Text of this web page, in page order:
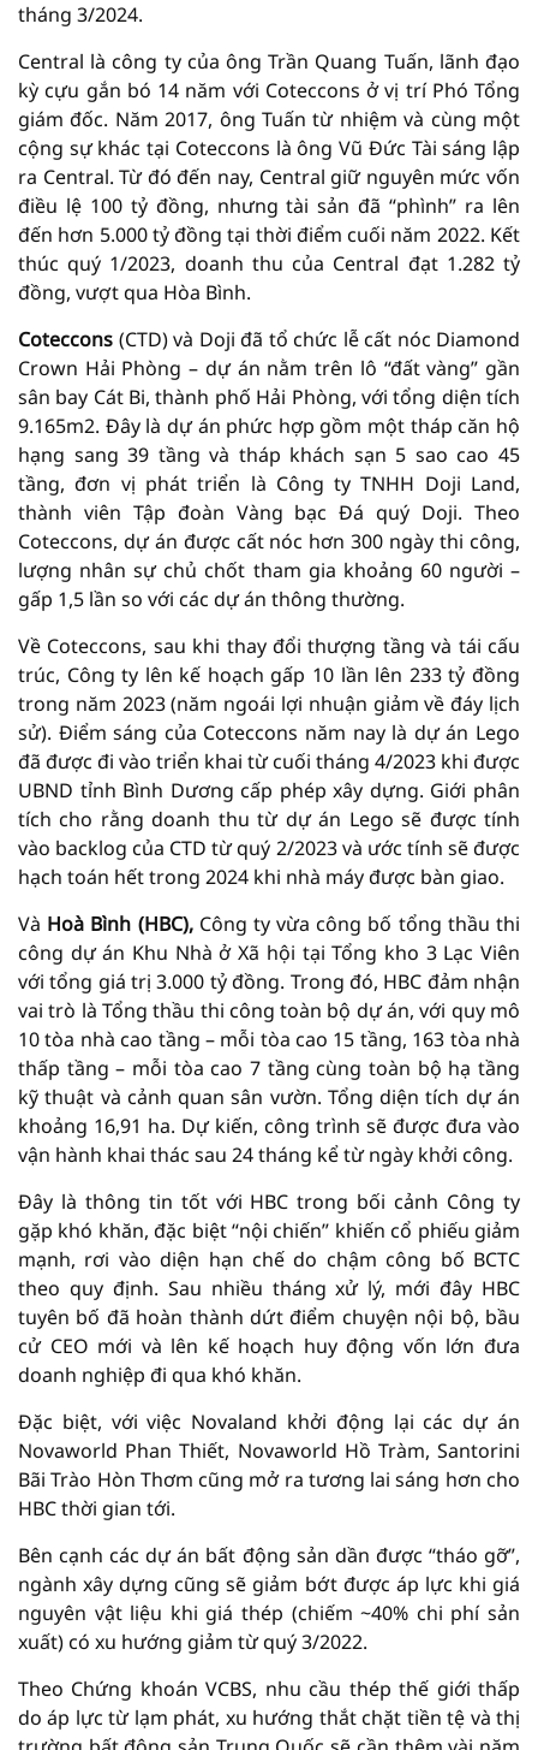
tháng 3/2024.
Central là công ty của ông Trần Quang Tuấn, lãnh đạo
kỳ cựu gắn bó 14 năm với Coteccons ở vị trí Phó Tổng
giám đốc. Năm 2017, ông Tuấn từ nhiệm và cùng một
cộng sự khác tại Coteccons là ông Vũ Đức Tài sáng lập
ra Central. Từ đó đến nay, Central giữ nguyên mức vốn
điều lệ 100 tỷ đồng, nhưng tài sản đã “phình” ra lên
đến hơn 5.000 tỷ đồng tại thời điểm cuối năm 2022. Kết
thúc quý 1/2023, doanh thu của Central đạt 1.282 tỷ
đồng, vượt qua Hòa Bình.
Coteccons (CTD) và Doji đã tổ chức lễ cất nóc Diamond
Crown Hải Phòng – dự án nằm trên lô “đất vàng” gần
sân bay Cát Bi, thành phố Hải Phòng, với tổng diện tích
9.165m2. Đây là dự án phức hợp gồm một tháp căn hộ
hạng sang 39 tầng và tháp khách sạn 5 sao cao 45
tầng, đơn vị phát triển là Công ty TNHH Doji Land,
thành viên Tập đoàn Vàng bạc Đá quý Doji. Theo
Coteccons, dự án được cất nóc hơn 300 ngày thi công,
lượng nhân sự chủ chốt tham gia khoảng 60 người –
gấp 1,5 lần so với các dự án thông thường.
Về Coteccons, sau khi thay đổi thượng tầng và tái cấu
trúc, Công ty lên kế hoạch gấp 10 lần lên 233 tỷ đồng
trong năm 2023 (năm ngoái lợi nhuận giảm về đáy lịch
sử). Điểm sáng của Coteccons năm nay là dự án Lego
đã được đi vào triển khai từ cuối tháng 4/2023 khi được
UBND tỉnh Bình Dương cấp phép xây dựng. Giới phân
tích cho rằng doanh thu từ dự án Lego sẽ được tính
vào backlog của CTD từ quý 2/2023 và ước tính sẽ được
hạch toán hết trong 2024 khi nhà máy được bàn giao.
Và Hoà Bình (HBC),Công ty vừa công bố tổng thầu thi
công dự án Khu Nhà ở Xã hội tại Tổng kho 3 Lạc Viên
với tổng giá trị 3.000 tỷ đồng. Trong đó, HBC đảm nhận
vai trò là Tổng thầu thi công toàn bộ dự án, với quy mô
10 tòa nhà cao tầng – mỗi tòa cao 15 tầng, 163 tòa nhà
thấp tầng – mỗi tòa cao 7 tầng cùng toàn bộ hạ tầng
kỹ thuật và cảnh quan sân vườn. Tổng diện tích dự án
khoảng 16,91 ha. Dự kiến, công trình sẽ được đưa vào
vận hành khai thác sau 24 tháng kể từ ngày khởi công.
Đây là thông tin tốt với HBC trong bối cảnh Công ty
gặp khó khăn, đặc biệt “nội chiến” khiến cổ phiếu giảm
mạnh, rơi vào diện hạn chế do chậm công bố BCTC
theo quy định. Sau nhiều tháng xử lý, mới đây HBC
tuyên bố đã hoàn thành dứt điểm chuyện nội bộ, bầu
cử CEO mới và lên kế hoạch huy động vốn lớn đưa
doanh nghiệp đi qua khó khăn.
Đặc biệt, với việc Novaland khởi động lại các dự án
Novaworld Phan Thiết, Novaworld Hồ Tràm, Santorini
Bãi Trào Hòn Thơm cũng mở ra tương lai sáng hơn cho
HBC thời gian tới.
Bên cạnh các dự án bất động sản dần được “tháo gỡ”,
ngành xây dựng cũng sẽ giảm bớt được áp lực khi giá
nguyên vật liệu khi giá thép (chiếm ~40% chi phí sản
xuất) có xu hướng giảm từ quý 3/2022.
Theo Chứng khoán VCBS, nhu cầu thép thế giới thấp
do áp lực từ lạm phát, xu hướng thắt chặt tiền tệ và thị